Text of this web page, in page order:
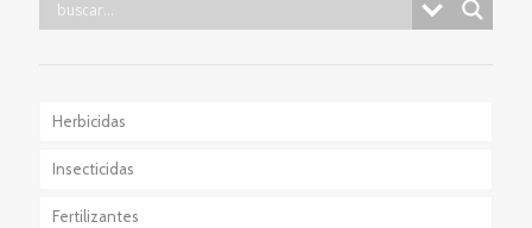
Herbicidas
Insecticidas
Fertilizantes